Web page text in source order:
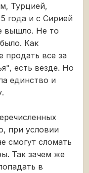
Турцией,
года и с Сирией
вышло. Не то
Как
продать все за
есть везде. Но
единство и
при условии
смогут сломать
Так зачем же
в